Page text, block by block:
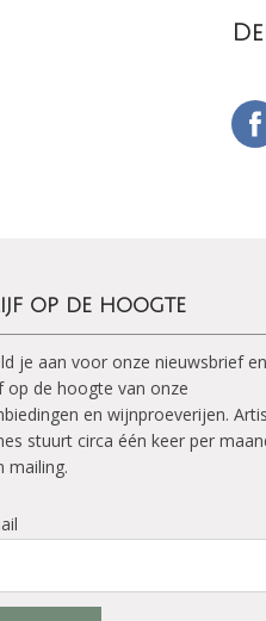
op de hoogte
je aan voor onze nieuwsbrief en
op de hoogte van onze
en wijnproeverijen.
stuurt circa één keer per
mailing.